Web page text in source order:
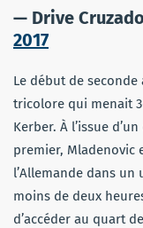
— Drive
2017
Le début de
tricolore qui menait
Kerber. À l’issue
premier, Mladenovic
l’Allemande dans un
moins de deux
d’accéder au quart